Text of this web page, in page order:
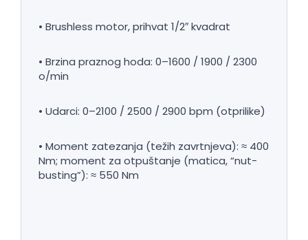
• Brushless motor, prihvat 1/2″ kvadrat
• Brzina praznog hoda: 0–1600 / 1900 / 2300
o/min
• Udarci: 0–2100 / 2500 / 2900 bpm (otprilike)
• Moment zatezanja (težih zavrtnjeva): ≈ 400
Nm; moment za otpuštanje (matica, “nut-
busting”): ≈ 550 Nm